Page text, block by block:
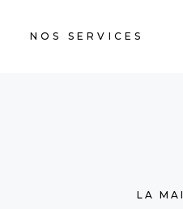
NOS SERVICES
LA